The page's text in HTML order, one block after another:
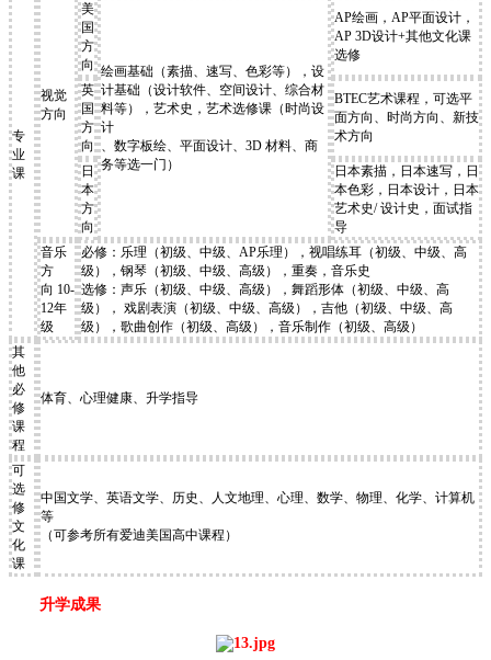
专
业
课
视觉
方向
美
国
方
向 绘画基础（素描、速写、色彩等），设
计基础（设计软件、空间设计、综合材
料等），艺术史，艺术选修课（时尚设
计
、数字板绘、平面设计、3D 材料、商
务等选一门）
AP绘画，AP平面设计，
AP 3D设计+其他文化课
选修
英
国
方
向
BTEC艺术课程，可选平
面方向、时尚方向、新技
术方向
日
本
方
向
日本素描，日本速写，日
本色彩，日本设计，日本
艺术史/ 设计史，面试指
导
音乐
方
向 10-
12年
级
必修：乐理（初级、中级、AP乐理），视唱练耳（初级、中级、高
级），钢琴（初级、中级、高级），重奏，音乐史
选修：声乐（初级、中级、高级），舞蹈形体（初级、中级、高
级）， 戏剧表演（初级、中级、高级），吉他（初级、中级、高
级），歌曲创作（初级、高级），音乐制作（初级、高级）
其
他
必
修
课
程
体育、心理健康、升学指导
可
选
修
文
化
课
中国文学、英语文学、历史、人文地理、心理、数学、物理、化学、计算机
等
（可参考所有爱迪美国高中课程）
升学成果